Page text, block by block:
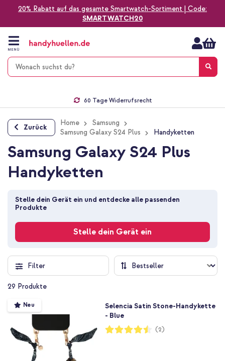
20% Rabatt auf das gesamte Smartwatch-Sortiment | Code:
SMARTWATCH20
Zum
Inhalt
springen
MENÜ
60 Tage Widerrufsrecht
Zurück
Home
Samsung
Samsung Galaxy S24 Plus
Handyketten
Samsung Galaxy S24 Plus
Handyketten
Stelle dein Gerät ein und entdecke alle passenden
Produkte
Stelle dein Gerät ein
Filter
29 Produkte
Neu
Selencia Satin Stone-Handykette
- Blue
Bewertung:
90%
(2)